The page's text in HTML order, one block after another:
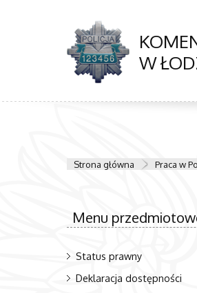
W
Strona główna Praca w
Menu
Status prawny
Deklaracja dostępności